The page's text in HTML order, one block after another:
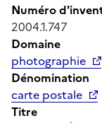
Numéro
2004.1.747
Domaine
photographie
Dénomination
carte postale
Titre